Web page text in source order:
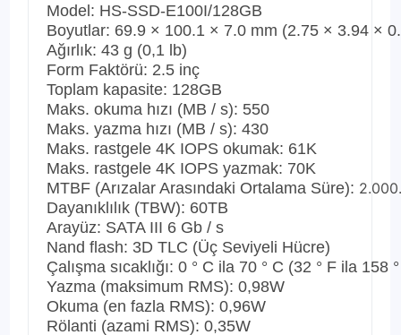
Model: HS-SSD-E100I/128GB
Boyutlar: 69.9 × 100.1 × 7.0 mm (2.75 × 3.94 ×
Ağırlık: 43 g (0,1 lb)
Form Faktörü: 2.5 inç
Toplam kapasite: 128GB
Maks. okuma hızı (MB / s): 550
Maks. yazma hızı (MB / s): 430
Maks. rastgele 4K IOPS okumak: 61K
Maks. rastgele 4K IOPS yazmak: 70K
MTBF (Arızalar Arasındaki Ortalama Süre):
Dayanıklılık (TBW): 60TB
Arayüz: SATA III 6 Gb / s
Nand flash: 3D TLC (Üç Seviyeli Hücre)
Çalışma sıcaklığı: 0 ° C ila 70 ° C (32 ° F ila 158
Yazma (maksimum RMS): 0,98W
Okuma (en fazla RMS): 0,96W
Rölanti (azami RMS): 0,35W